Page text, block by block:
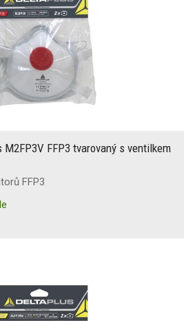
FFP3 tvarovaný s ventilkem
FFP3